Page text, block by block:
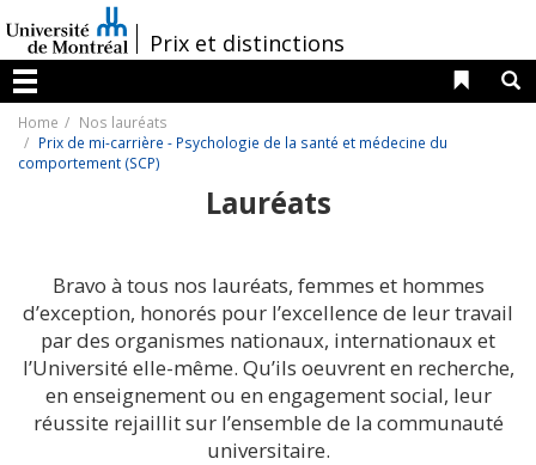
au
contenu
/Prix et distinctions
Menu
Liens
Home
Nos lauréats
Prix de mi-carrière - Psychologie de la santé et médecine du
comportement (SCP)
Lauréats
Bravo à tous nos lauréats, femmes et hommes
d’exception, honorés pour l’excellence de leur travail
par des organismes nationaux, internationaux et
l’Université elle-même. Qu’ils oeuvrent en recherche,
en enseignement ou en engagement social, leur
réussite rejaillit sur l’ensemble de la communauté
universitaire.